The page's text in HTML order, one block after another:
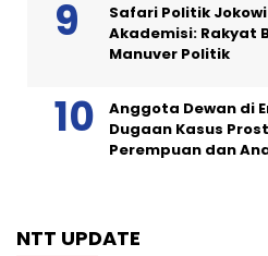
Safari Politik
Akademisi: Rakyat
Manuver Politik
Anggota Dewan di
Dugaan Kasus
Perempuan dan
NTT UPDATE